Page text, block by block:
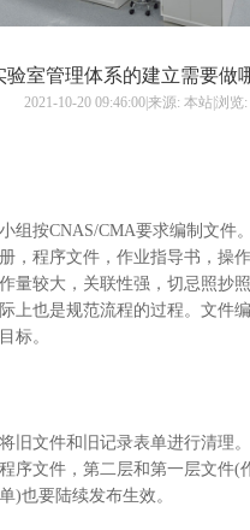
验室管理体系的建立需要做
2021-10-20 09:46:00|来源: 本站|浏览:
按CNAS/CMA要求编制文件
，程序文件，作业指导书，操
量较大，关联性强，切忌照抄
上也是规范流程的过程。文件
标。
文件和旧记录表单进行清理。
序文件，第二层和第一层文件(
)也要陆续发布生效。